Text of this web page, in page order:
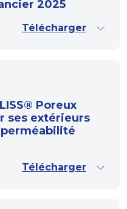
2025
Télécharger
Poreux
ses extérieurs
Télécharger